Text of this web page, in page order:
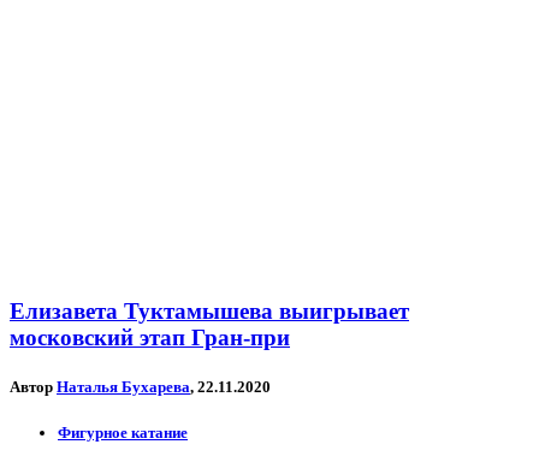
Елизавета Туктамышева выигрывает
московский этап Гран-при
Автор Наталья Бухарева, 22.11.2020
Фигурное катание